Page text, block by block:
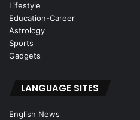
Lifestyle
Education-Career
Astrology
Sports
Gadgets
LANGUAGE SITES
English News